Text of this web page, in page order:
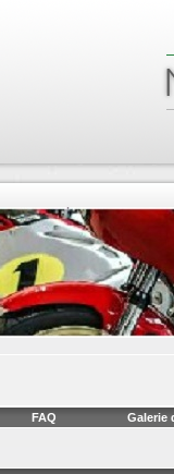
FAQ Galerie